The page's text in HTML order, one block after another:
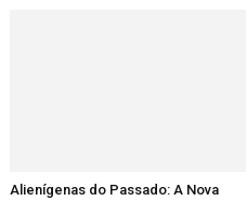
Alienígenas do Passado: A Nova